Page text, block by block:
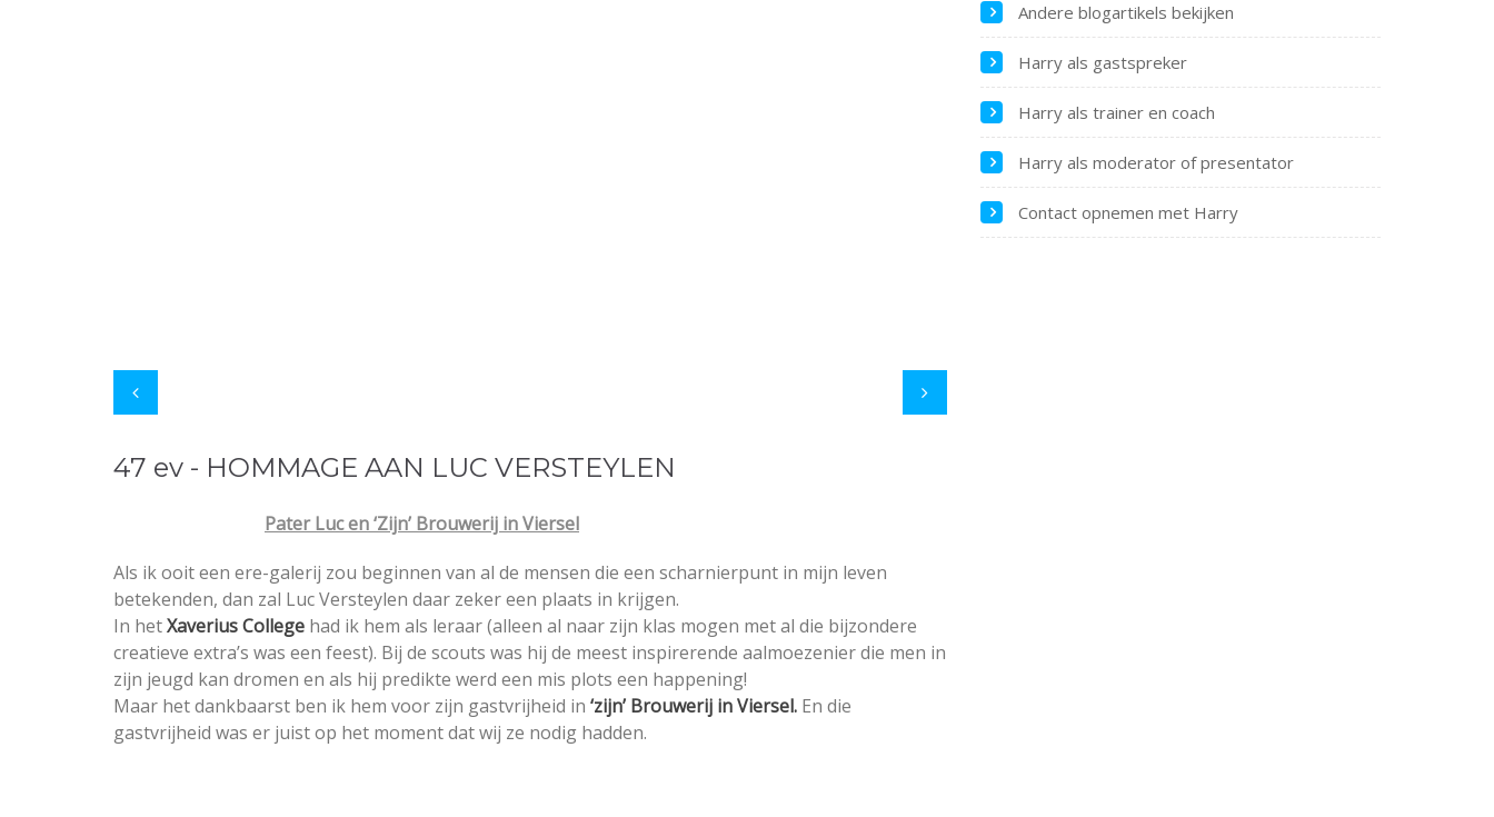
47 ev - HOMMAGE AAN LUC VERSTEYLEN
Pater Luc en ‘Zijn’ Brouwerij in Viersel
Als ik ooit een ere-galerij zou beginnen van al de mensen die een scharnierpunt in mijn leven
betekenden, dan zal Luc Versteylen daar zeker een plaats in krijgen.
In hetXaverius College had ik hem als leraar (alleen al naar zijn klas mogen met al die bijzondere
creatieve extra’s was een feest). Bij de scouts was hij de meest inspirerende aalmoezenier die men in
zijn jeugd kan dromen en als hij predikte werd een mis plots een happening!
Maar het dankbaarst ben ik hem voor zijn gastvrijheid in ‘zijn’ Brouwerij in Viersel. En die
gastvrijheid was er juist op het moment dat wij ze nodig hadden.
Andere blogartikels bekijken
Harry als gastspreker
Harry als trainer en coach
Harry als moderator of presentator
Contact opnemen met Harry